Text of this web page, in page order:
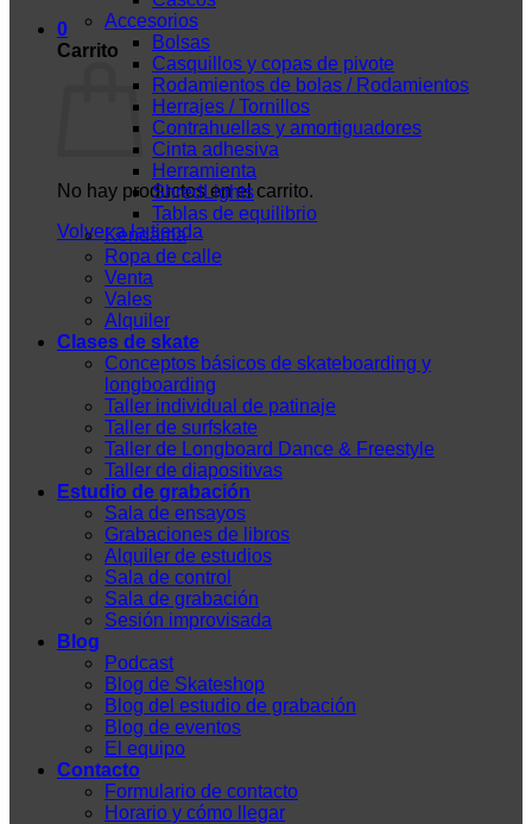
0
Carrito
No hay productos en el carrito.
Volver a la tienda
Accesorios
Bolsas
Casquillos y copas de pivote
Rodamientos de bolas / Rodamientos
Herrajes / Tornillos
Contrahuellas y amortiguadores
Cinta adhesiva
Herramienta
ShredLights
Tablas de equilibrio
Kendama
Ropa de calle
Venta
Vales
Alquiler
Clases de skate
Conceptos básicos de skateboarding y
longboarding
Taller individual de patinaje
Taller de surfskate
Taller de Longboard Dance & Freestyle
Taller de diapositivas
Estudio de grabación
Sala de ensayos
Grabaciones de libros
Alquiler de estudios
Sala de control
Sala de grabación
Sesión improvisada
Blog
Podcast
Blog de Skateshop
Blog del estudio de grabación
Blog de eventos
El equipo
Contacto
Formulario de contacto
Horario y cómo llegar